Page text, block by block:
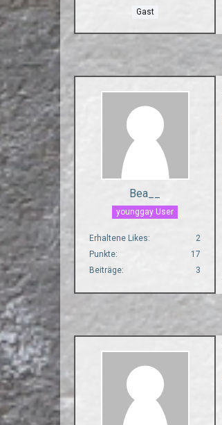
Gast
Bea__
younggay User
Erhaltene Likes
2
Punkte
17
Beiträge
3